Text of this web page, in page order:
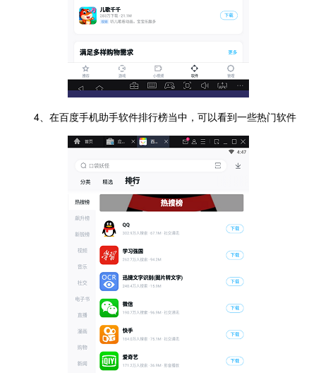
4、在百度手机助手软件排行榜当中，可以看到一些热门软件